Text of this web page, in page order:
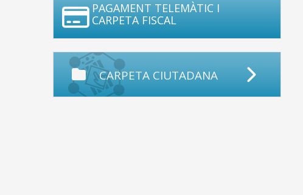
PAGAMENT TELEMÀTIC I
CARPETA FISCAL
CARPETA CIUTADANA